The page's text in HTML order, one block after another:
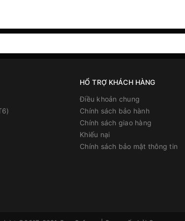
HỔ TRỢ KHÁCH HÀNG
Điều khoản chung
Chính sách bảo hành
Chính sách giao hàng
Khiếu nại
Chính sách bảo mật thông tin